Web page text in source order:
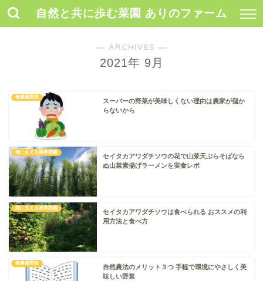
自然と共に歩む菜園 ありのファーム
― ARCHIVES ―
2021年 9月
無農薬野菜
スーパーの野菜が美味しくない理由は農家が儲か
らないから
畑に生える雑草図鑑
セイタカアワダチソウの花で山菜天ぷらそばなら
ぬ山菜素揚げラーメンを実食レポ
畑に生える雑草図鑑
セイタカアワダチソウは食べられる おススメの利
用方法と食べ方
無農薬野菜
自然農法のメリット３つ 手軽で環境にやさしく美
味しい野菜